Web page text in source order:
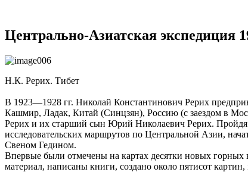
Центрально-Азиатская экспедиция
Н.К. Рерих. Тибет
В 1923—1928 гг. Николай Константинович Рерих
Кашмир, Ладак, Китай (Синцзян), Россию (с заездом в
Рерих и их старший сын Юрий Николаевич Рерих. Пройдя
исследовательских маршрутов по Центральной Азии,
Свеном Гедином.
Впервые были отмечены на картах десятки новых
материал, написаны книги, создано около пятисот